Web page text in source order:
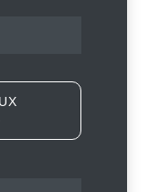
tombe
: l'urgence de